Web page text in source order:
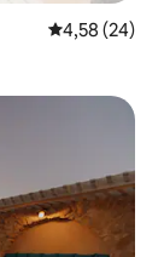
Évaluation
4,58 (24)